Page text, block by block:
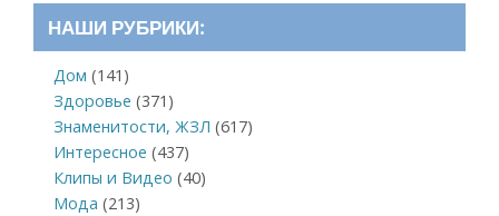
НАШИ РУБРИКИ:
Дом (141)
Здоровье (371)
Знаменитости, ЖЗЛ (617)
Интересное (437)
Клипы и Видео (40)
Мода (213)